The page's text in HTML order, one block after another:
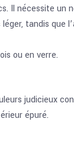
Il nécessite un
tandis que
ou en verre.
judicieux
épuré.